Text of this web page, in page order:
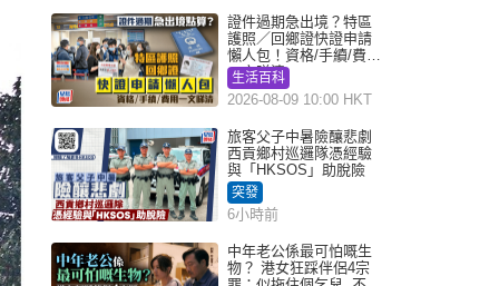
證件過期急出境？特區
護照／回鄉證快證申請
懶人包！資格/手續/費用
一文睇清
生活百科
2026-08-09 10:00 HKT
旅客父子中暑險釀悲劇
西貢鄉村巡邏隊憑經驗
與「HKSOS」助脫險
突發
6小時前
中年老公係最可怕嘅生
物？ 港女狂踩伴侶4宗